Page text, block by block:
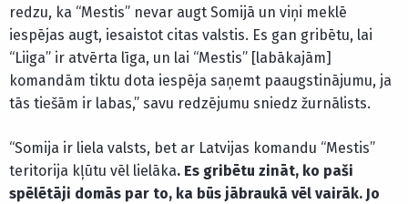
redzu, ka “Mestis” nevar augt Somijā un viņi meklē
iespējas augt, iesaistot citas valstis. Es gan gribētu, lai
“Liiga” ir atvērta līga, un lai “Mestis” [labākajām]
komandām tiktu dota iespēja saņemt paaugstinājumu, ja
tās tiešām ir labas,” savu redzējumu sniedz žurnālists.
“Somija ir liela valsts, bet ar Latvijas komandu “Mestis”
teritorija kļūtu vēl lielāka. Es gribētu zināt, ko paši
spēlētāji domās par to, ka būs jābraukā vēl vairāk. Jo